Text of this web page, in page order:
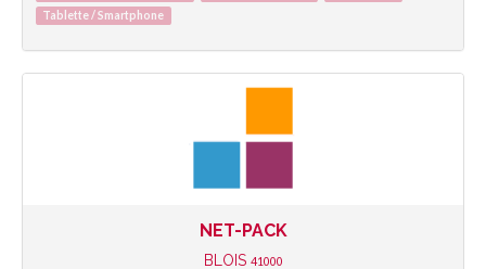
Tablette / Smartphone
NET-PACK
BLOIS 41000